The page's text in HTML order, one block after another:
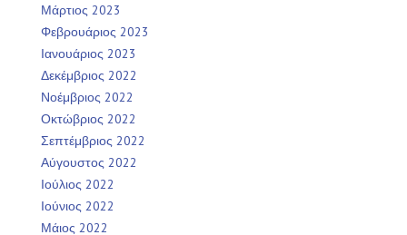
Μάρτιος 2023
Φεβρουάριος 2023
Ιανουάριος 2023
Δεκέμβριος 2022
Νοέμβριος 2022
Οκτώβριος 2022
Σεπτέμβριος 2022
Αύγουστος 2022
Ιούλιος 2022
Ιούνιος 2022
Μάιος 2022